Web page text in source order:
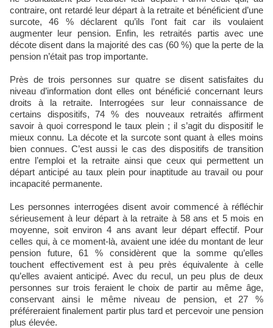
contraire, ont retardé leur départ à la retraite et bénéficient d’une
surcote, 46 % déclarent qu’ils l’ont fait car ils voulaient
augmenter leur pension. Enfin, les retraités partis avec une
décote disent dans la majorité des cas (60 %) que la perte de la
pension n’était pas trop importante.
Près de trois personnes sur quatre se disent satisfaites du
niveau d’information dont elles ont bénéficié concernant leurs
droits à la retraite. Interrogées sur leur connaissance de
certains dispositifs, 74 % des nouveaux retraités affirment
savoir à quoi correspond le taux plein ; il s’agit du dispositif le
mieux connu. La décote et la surcote sont quant à elles moins
bien connues. C’est aussi le cas des dispositifs de transition
entre l’emploi et la retraite ainsi que ceux qui permettent un
départ anticipé au taux plein pour inaptitude au travail ou pour
incapacité permanente.
Les personnes interrogées disent avoir commencé à réfléchir
sérieusement à leur départ à la retraite à 58 ans et 5 mois en
moyenne, soit environ 4 ans avant leur départ effectif. Pour
celles qui, à ce moment-là, avaient une idée du montant de leur
pension future, 61 % considèrent que la somme qu’elles
touchent effectivement est à peu près équivalente à celle
qu’elles avaient anticipé. Avec du recul, un peu plus de deux
personnes sur trois feraient le choix de partir au même âge,
conservant ainsi le même niveau de pension, et 27 %
préféreraient finalement partir plus tard et percevoir une pension
plus élevée.